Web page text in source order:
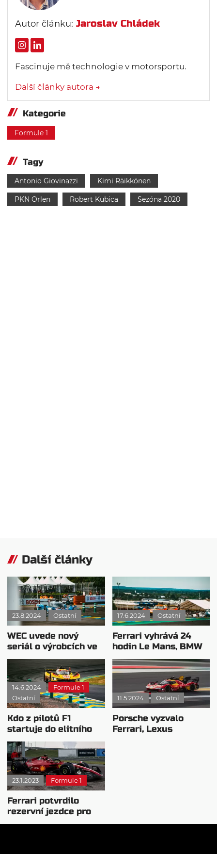
Autor článku: Jaroslav Chládek
Fascinuje mě technologie v motorsportu.
Další články autora →
Kategorie
Formule 1
Tagy
Antonio Giovinazzi Kimi Räikkönen
PKN Orlen Robert Kubica Sezóna 2020
Další články
23.8.2024 Ostatní
WEC uvede nový
seriál o výrobcích ve
třídě Hypercar
17.6.2024 Ostatní
Ferrari vyhrává 24
hodin Le Mans, BMW
odjíždí zklamané
14.6.2024
Formule 1
Ostatní
Kdo z pilotů F1
startuje do elitního
závodu 24h Le Mans?
11.5.2024 Ostatní
Porsche vyzvalo
Ferrari, Lexus
23.1.2023 Formule 1
Ferrari potvrdilo
rezervní jezdce pro
sezónu 2023